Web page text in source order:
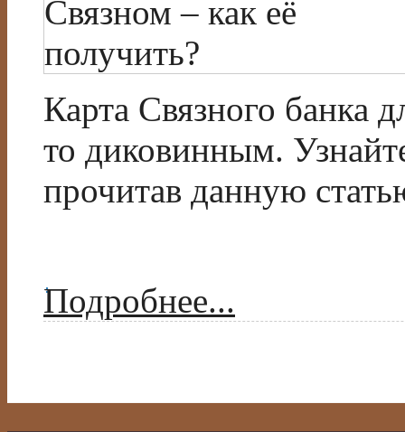
Карта Связного банка
то диковинным.
прочитав данную
Подробнее...